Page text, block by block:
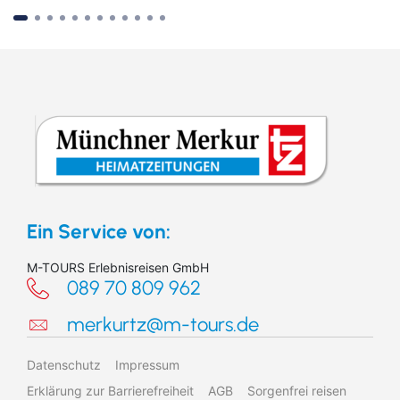
Suchen & Buchen
Reiseart
Zielgebiet
Ein Service von:
M-TOURS Erlebnisreisen GmbH
089 70 809 962
merkurtz@m-tours.de
Datenschutz
Impressum
Erklärung zur Barrierefreiheit
AGB Sorgenfrei reisen